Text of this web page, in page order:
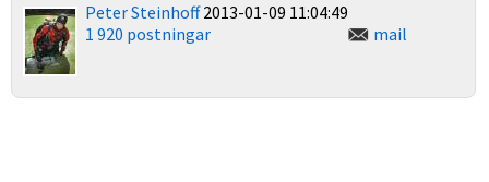
Peter Steinhoff2013-01-09 11:04:49
1 920 postningar
mail